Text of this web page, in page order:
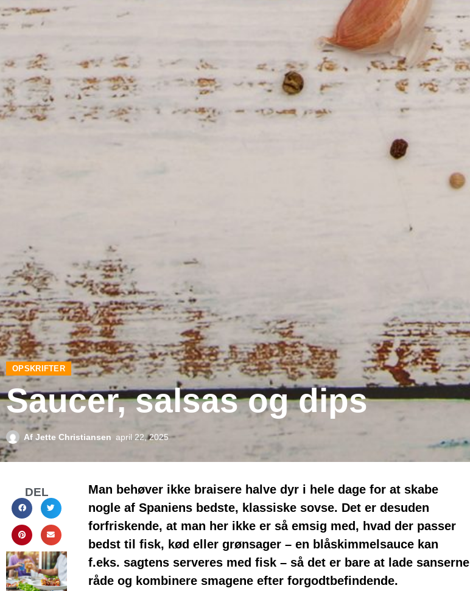
OPSKRIFTER
Saucer, salsas og dips
Af Jette Christiansen april 22, 2025
DEL
Man behøver ikke braisere halve dyr i hele dage for at skabe
nogle af Spaniens bedste, klassiske sovse. Det er desuden
forfriskende, at man her ikke er så emsig med, hvad der passer
bedst til fisk, kød eller grønsager – en blåskimmelsauce kan
f.eks. sagtens serveres med fisk – så det er bare at lade sanserne
råde og kombinere smagene efter forgodtbefindende.